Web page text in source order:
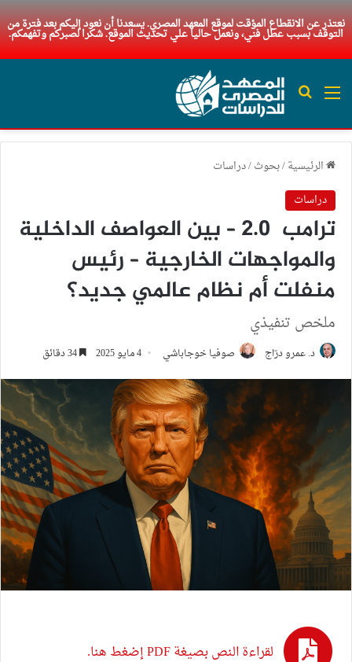
نعتذر عن الانقطاع المؤقت لموقع المعهد المصري. يسعدنا أن نعود إليكم بعد فترة من
التوقف بسبب عطل فني، ونعمل حاليا علي تحديث الموقع. شكرا لصبركم وتفهمكم.
القائمة بحث عن
الرئيسية/بحوث/دراسات
دراسات
ترامب 2.0 – بين العواصف الداخلية
والمواجهات الخارجية – رئيس
منفلت أم نظام عالمي جديد؟
ملخص تنفيذي
د. عمرو درّاج صوفيا خوجاباشي 4 مايو 2025
لقراءة النص بصيغة PDF إضغط هنا.